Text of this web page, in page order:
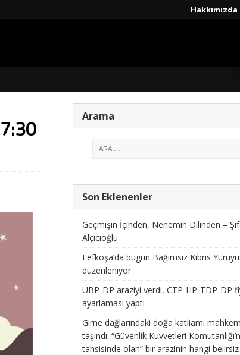
Hakkımızda
Arama
Son Eklenenler
Geçmişin İçinden, Nenemin Dilinden –
Alçıcıoğlu
Lefkoşa’da bugün Bağımsız Kıbrıs
düzenleniyor
UBP-DP araziyi verdi, CTP-HP-TDP-DP
ayarlaması yaptı
Girne dağlarındaki doğa katliamı
taşındı: “Güvenlik Kuvvetleri
tahsisinde olan” bir arazinin hangi belirsiz